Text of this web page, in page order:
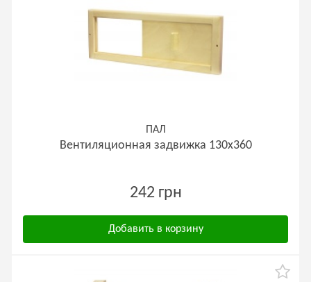
ПАЛ
Вентиляционная задвижка 130х360
242 грн
Добавить в корзину